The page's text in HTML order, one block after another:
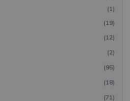
(1)
(19)
(12)
(2)
(95)
(18)
(71)